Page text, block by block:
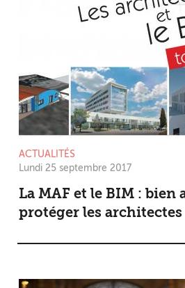
ACTUALITÉS
Lundi 25 septembre 2017
La MAF et le BIM : bien
protéger les architectes